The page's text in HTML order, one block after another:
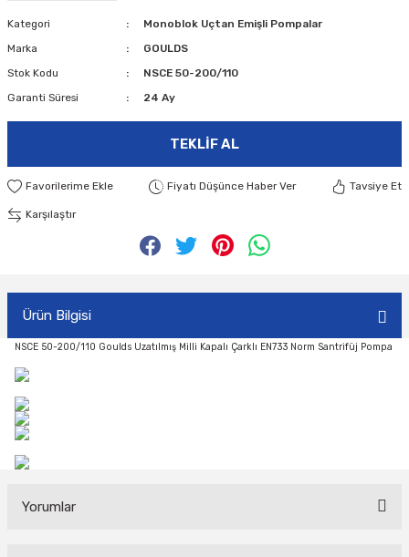
Kategori
Monoblok Uçtan Emişli Pompalar
Marka
GOULDS
Stok Kodu
NSCE 50-200/110
Garanti Süresi
24 Ay
TEKLIF AL
Fiyatı Düşünce Haber Ver Tavsiye Et
Karşılaştır
Ürün Bilgisi
NSCE 50-200/110 Goulds Uzatılmış Milli Kapalı Çarklı EN733 Norm Santrifüj Pompa
Yorumlar